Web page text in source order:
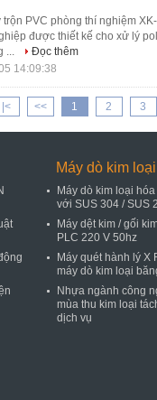
trộn PVC phòng thí nghiệm
được thiết kế cho xử lý
...
Đọc thêm
14:09:38
|< << 1 2 3
Máy dò kim loại
Máy dò kim loại
với SUS 304 / SUS
Máy dệt kim / gối
PLC 220 V 50hz
Máy quét hành lý X
máy dò kim loại
Nhựa ngành công
mùa thu kim loại
dịch vụ